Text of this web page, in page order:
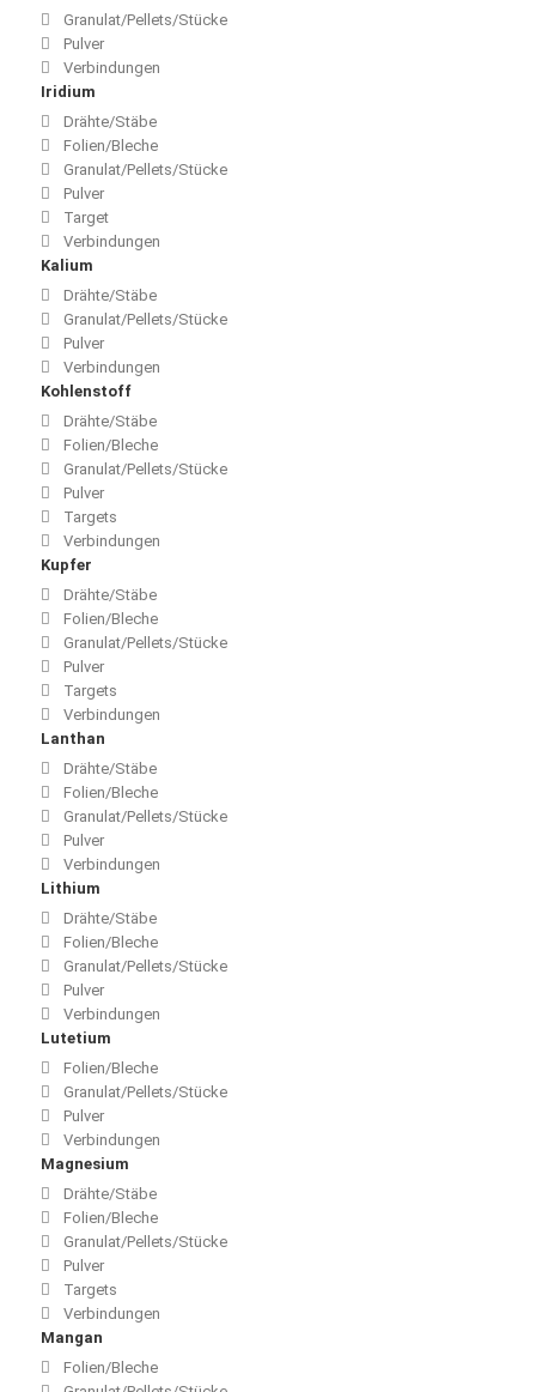
Granulat/Pellets/Stücke
Pulver
Verbindungen
Iridium
Drähte/Stäbe
Folien/Bleche
Granulat/Pellets/Stücke
Pulver
Target
Verbindungen
Kalium
Drähte/Stäbe
Granulat/Pellets/Stücke
Pulver
Verbindungen
Kohlenstoff
Drähte/Stäbe
Folien/Bleche
Granulat/Pellets/Stücke
Pulver
Targets
Verbindungen
Kupfer
Drähte/Stäbe
Folien/Bleche
Granulat/Pellets/Stücke
Pulver
Targets
Verbindungen
Lanthan
Drähte/Stäbe
Folien/Bleche
Granulat/Pellets/Stücke
Pulver
Verbindungen
Lithium
Drähte/Stäbe
Folien/Bleche
Granulat/Pellets/Stücke
Pulver
Verbindungen
Lutetium
Folien/Bleche
Granulat/Pellets/Stücke
Pulver
Verbindungen
Magnesium
Drähte/Stäbe
Folien/Bleche
Granulat/Pellets/Stücke
Pulver
Targets
Verbindungen
Mangan
Folien/Bleche